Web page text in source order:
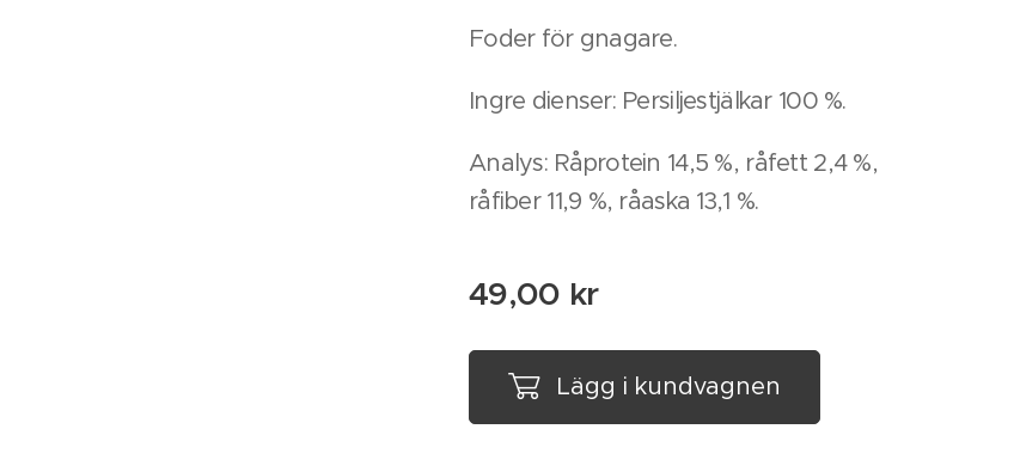
Foder för gnagare.
Ingre dienser: Persiljestjälkar 100 %.
Analys: Råprotein 14,5 %, råfett 2,4 %,
råfiber 11,9 %, råaska 13,1 %.
49,00 kr
Lägg i kundvagnen